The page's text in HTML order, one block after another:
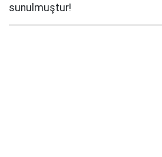
sunulmuştur!